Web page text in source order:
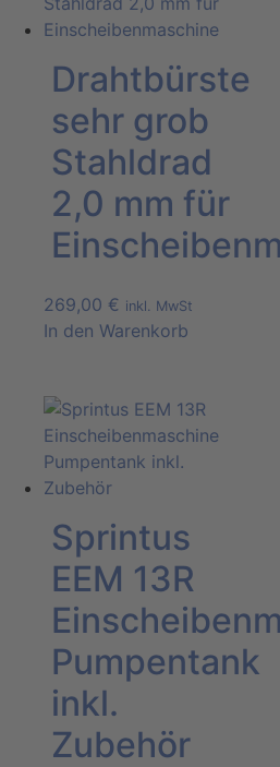
Drahtbürste
sehr grob
Stahldrad
2,0 mm für
269,00 € inkl. MwSt
In den Warenkorb
Sprintus
EEM 13R
Pumpentank
inkl.
Zubehör